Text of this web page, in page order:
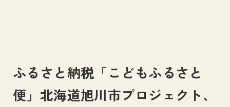
私たちについて
About us
ふるさと納税「こどもふるさと
便」北海道旭川市プロジェクト、